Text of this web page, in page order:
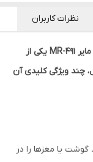
نظرات کاربران
اگر به دنبال یک خردکن حرفه‌ای و بادوام هستید، مایر MR-491 یکی از
ویژگی کلیدی آن
یا مغزها را در